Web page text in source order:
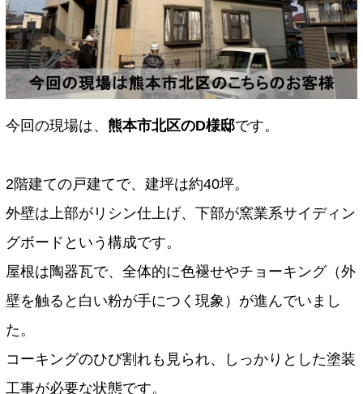
今回の現場は、 熊本市北区のD様邸です。
2階建ての戸建てで、建坪は約40坪。
外壁は上部がリシン仕上げ、下部が窯業系サイディン
グボードという構成です。
屋根は陶器瓦で、全体的に色褪せやチョーキング（外
壁を触ると白い粉が手につく現象）が進んでいまし
た。
コーキングのひび割れも見られ、しっかりとした塗装
工事が必要な状態です。